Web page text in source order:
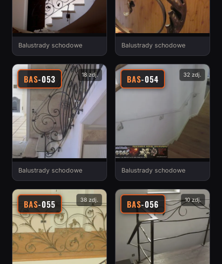
Balustrady schodowe Balustrady schodowe
BAS-053 18 zdj.
Balustrady schodowe
BAS-054 32 zdj.
Balustrady schodowe
BAS-055 38 zdj. BAS-056 10 zdj.